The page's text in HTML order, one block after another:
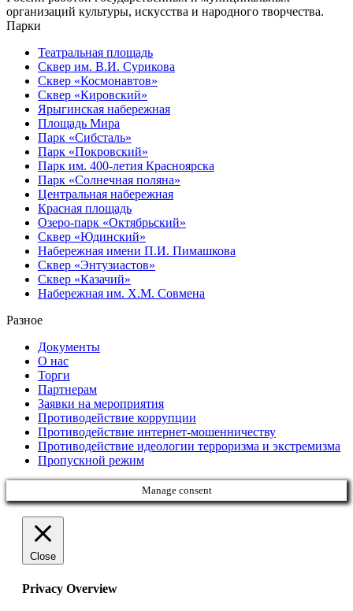
организаций культуры, искусства и народного творчества.
Парки
Театральная площадь
Сквер им. В.И. Сурикова
Сквер «Космонавтов»
Сквер «Кировский»
Ярыгинская набережная
Площадь Мира
Парк «Сибсталь»
Парк «Покровский»
Парк им. 400-летия Красноярска
Парк «Солнечная поляна»
Центральная набережная
Красная площадь
Озеро-парк «Октябрьский»
Сквер «Юдинский»
Набережная имени П.И. Пимашкова
Сквер «Энтузиастов»
Сквер «Казачий»
Набережная им. Х.М. Совмена
Разное
Документы
О нас
Торги
Партнерам
Заявки на мероприятия
Противодействие коррупции
Противодействие интернет-мошенничеству
Противодействие идеологии терроризма и экстремизма
Пропускной режим
Manage consent
Close
Privacy Overview